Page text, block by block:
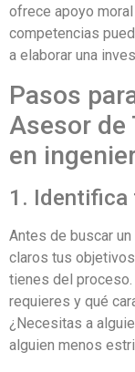
ofrece apoyo
competencias
a elaborar una
Pasos
Asesor de
en
1. Identifica
Antes de buscar
claros tus
tienes del
requieres y qué
¿Necesitas a
alguien menos